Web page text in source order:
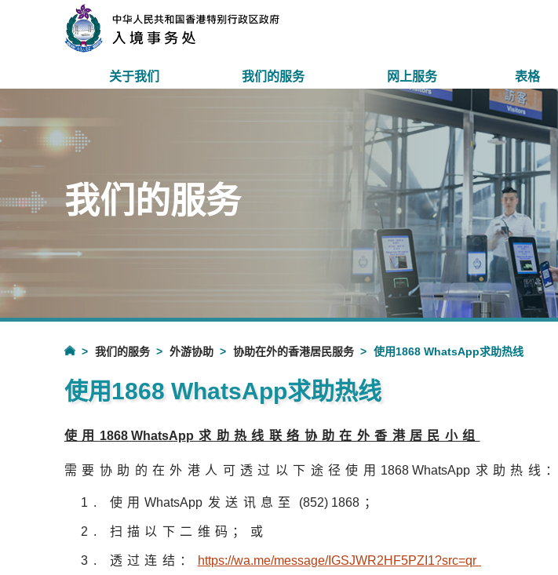
关于我们 我们的服务 网上服务 表格
我们的服务
我们的服务 外游协助 协助在外的香港居民服务 使用1868 WhatsApp求助热线
使用1868 WhatsApp求助热线
使用 1868 WhatsApp求助热线联络协助在外香港居民小组
需要协助的在外港人可透过以下途径使用 1868 WhatsApp求助热线：
使用WhatsApp发送讯息至 (852) 1868；
扫描以下二维码；或
透过连结： https://wa.me/message/IGSJWR2HF5PZI1?src=qr